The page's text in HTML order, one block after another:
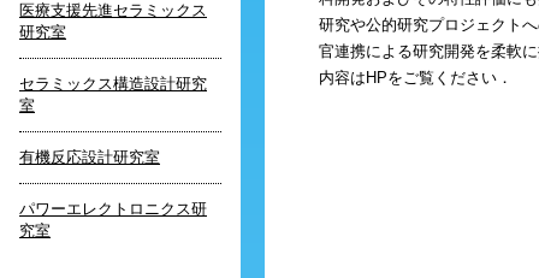
医療支援先進セラミックス
研究室
セラミックス構造設計研究
室
有機反応設計研究室
パワーエレクトロニクス研
究室
研究や公的研究プロジェクト
官連携による研究開発を柔軟
内容はHPをご覧ください．